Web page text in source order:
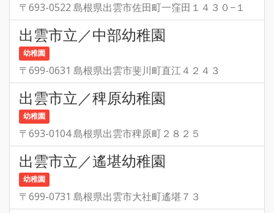
〒693-0522 島根県出雲市佐田町一窪田１４３０−１
出雲市立／中部幼稚園
幼稚園
〒699-0631 島根県出雲市斐川町直江４２４３
出雲市立／稗原幼稚園
幼稚園
〒693-0104 島根県出雲市稗原町２８２５
出雲市立／遙堪幼稚園
幼稚園
〒699-0731 島根県出雲市大社町遙堪７３